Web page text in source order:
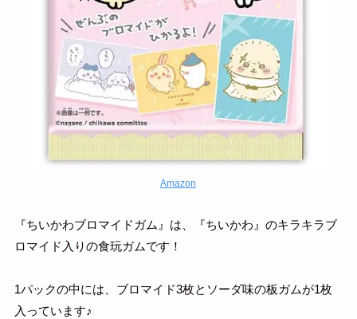
Amazon
『ちいかわブロマイドガム』は、『ちいかわ』のキラキラブ
ロマイド入りの食玩ガムです！
1パックの中には、ブロマイド3枚とソーダ味の板ガムが1枚
入っています♪